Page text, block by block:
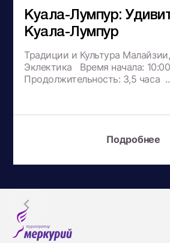
Куала-Лумпур:
Куала-Лумпур
Традиции и Культура
Эклектика Время начала:
Продолжительность: 3,5 часа
Подробнее